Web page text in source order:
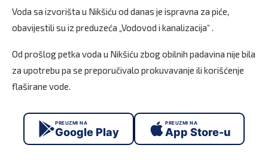
Voda sa izvorišta u Nikšiću od danas je ispravna za piće,
obavijestili su iz preduzeća „Vodovod i kanalizacija“ .
Od prošlog petka voda u Nikšiću zbog obilnih padavina nije bila
za upotrebu pa se preporučivalo prokuvavanje ili korišćenje
flaširane vode.
PREUZMI NA
Google Play
PREUZMI NA
App Store-u